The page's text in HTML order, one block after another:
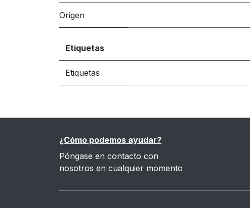
Origen
Etiquetas
Etiquetas
¿Cómo podemos ayudar?
Póngase en contacto con
nosotros en cualquier momento